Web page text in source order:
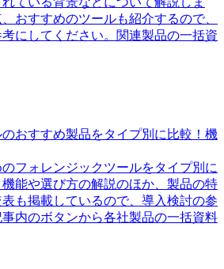
ョンが2007年より運営している法人
請求サイトです。累計訪問者数
品以上を掲載しています。ITトレン
製品・サービスを比較検討する際に
を活用した社内の課題解決のヒント
日々発信しています。
る＞
査内容や手順、必要性をわかりやす